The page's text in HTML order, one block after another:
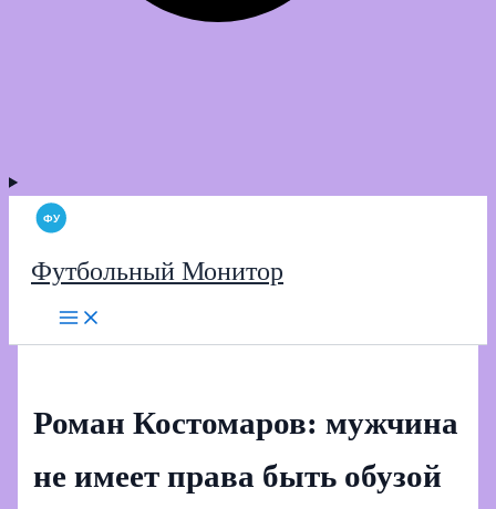
Футбольный Монитор
Роман Костомаров: мужчина
не имеет права быть обузой